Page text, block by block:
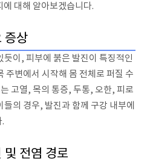
대해 알아보겠습니다.
증상
듯이, 피부에 붉은 발진이 특징적인
주변에서 시작해 몸 전체로 퍼질 수
고열, 목의 통증, 두통, 오한, 피로
의 경우, 발진과 함께 구강 내부에
및 전염 경로